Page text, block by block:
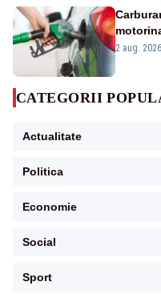
2 aug.
CATEGORII
Actualitate
Politica
Economie
Social
Sport